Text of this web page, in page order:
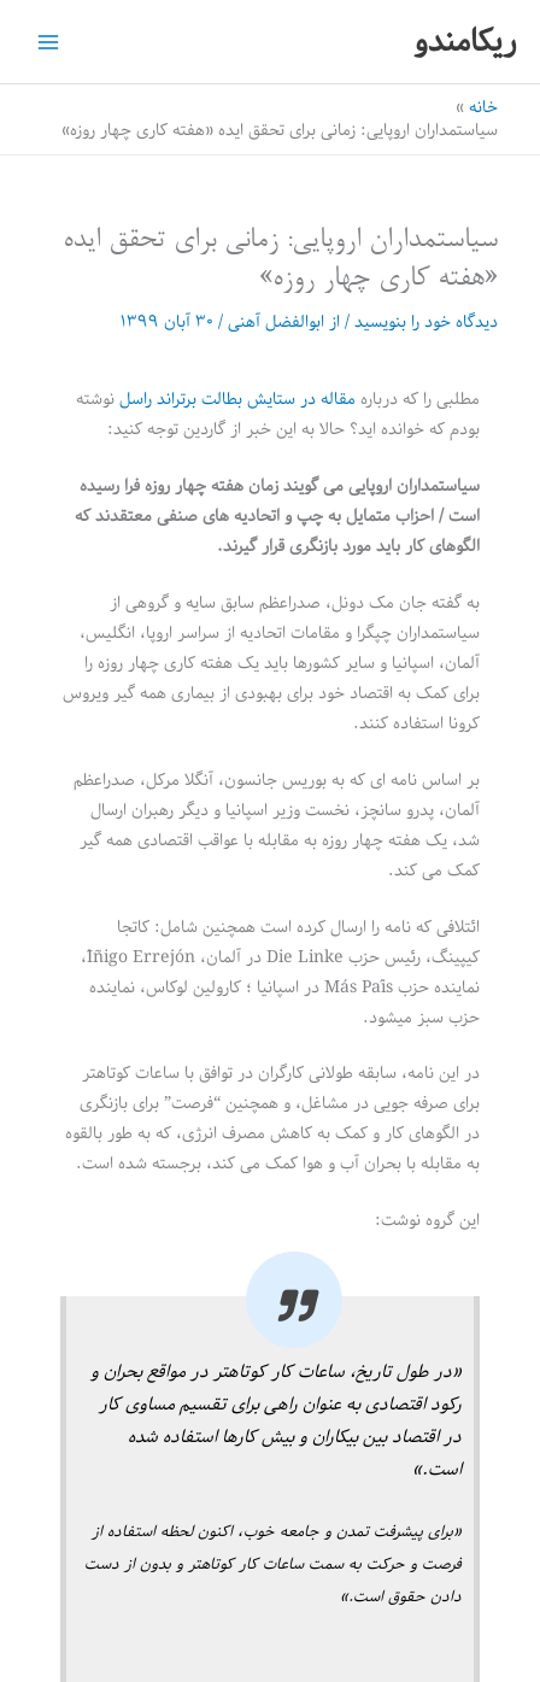
ریکامندو
خانه
سیاستمداران اروپایی: زمانی برای تحقق ایده «هفته کاری چهار روزه»
سیاستمداران اروپایی: زمانی برای تحقق ایده
«هفته کاری چهار روزه»
دیدگاه‌ خود را بنویسید/ از ابوالفضل آهنی/ ۳۰ آبان ۱۳۹۹
مطلبی را که درباره مقاله در ستایش بطالت برتراند راسلنوشته
بودم که خوانده اید؟ حالا به این خبر از گاردین توجه کنید:
سیاستمداران اروپایی می گویند زمان هفته چهار روزه فرا رسیده
است / احزاب متمایل به چپ و اتحادیه های صنفی معتقدند که
الگوهای کار باید مورد بازنگری قرار گیرند.
به گفته جان مک دونل، صدراعظم سابق سایه و گروهی از
سیاستمداران چپگرا و مقامات اتحادیه از سراسر اروپا، انگلیس،
آلمان، اسپانیا و سایر کشورها باید یک هفته کاری چهار روزه را
برای کمک به اقتصاد خود برای بهبودی از بیماری همه گیر ویروس
کرونا استفاده کنند.
بر اساس نامه ای که به بوریس جانسون، آنگلا مرکل، صدراعظم
آلمان، پدرو سانچز، نخست وزیر اسپانیا و دیگر رهبران ارسال
شد، یک هفته چهار روزه به مقابله با عواقب اقتصادی همه گیر
کمک می کند.
ائتلافی که نامه را ارسال کرده است همچنین شامل: کاتجا
کیپینگ، رئیس حزب Die Linke در آلمان، Íñigo Errejón،
نماینده حزب Más País در اسپانیا ؛ کارولین لوکاس، نماینده
حزب سبز میشود.
در این نامه، سابقه طولانی کارگران در توافق با ساعات کوتاهتر
برای صرفه جویی در مشاغل، و همچنین “فرصت” برای بازنگری
در الگوهای کار و کمک به کاهش مصرف انرژی، که به طور بالقوه
به مقابله با بحران آب و هوا کمک می کند، برجسته شده است.
این گروه نوشت:
«در طول تاریخ، ساعات کار کوتاهتر در مواقع بحران و
رکود اقتصادی به عنوان راهی برای تقسیم مساوی کار
در اقتصاد بین بیکاران و بیش کارها استفاده شده
است.»
«برای پیشرفت تمدن و جامعه خوب، اکنون لحظه استفاده از
فرصت و حرکت به سمت ساعات کار کوتاهتر و بدون از دست
دادن حقوق است.»